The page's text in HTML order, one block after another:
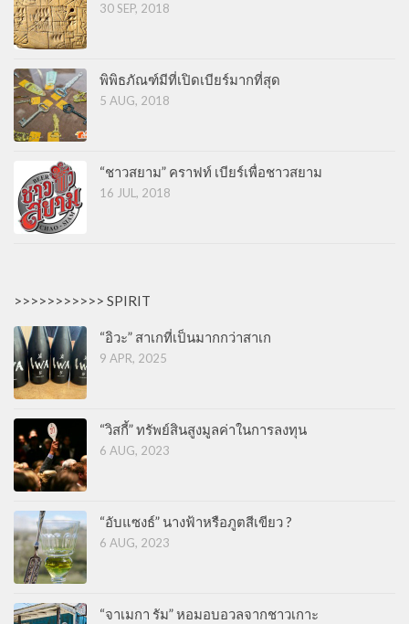
30 SEP, 2018
พิพิธภัณฑ์มีที่เปิดเบียร์มากที่สุด
5 AUG, 2018
“ชาวสยาม” คราฟท์ เบียร์เพื่อชาวสยาม
16 JUL, 2018
>>>>>>>>>>> SPIRIT
“อิวะ” สาเกที่เป็นมากกว่าสาเก
9 APR, 2025
“วิสกี้” ทรัพย์สินสูงมูลค่าในการลงทุน
6 AUG, 2023
“อับแซงธ์” นางฟ้าหรือภูตสีเขียว ?
6 AUG, 2023
“จาเมกา รัม” หอมอบอวลจากชาวเกาะ